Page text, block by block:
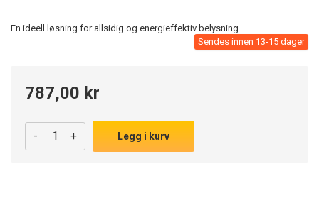
En ideell løsning for allsidig og energieffektiv belysning.
Sendes innen 13-15 dager
787,00 kr
- + Legg i kurv